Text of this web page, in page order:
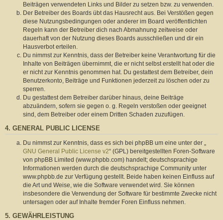
Beiträgen verwendeten Links und Bilder zu setzen bzw. zu verwenden.
Der Betreiber des Boards übt das Hausrecht aus. Bei Verstößen gegen
diese Nutzungsbedingungen oder anderer im Board veröffentlichten
Regeln kann der Betreiber dich nach Abmahnung zeitweise oder
dauerhaft von der Nutzung dieses Boards ausschließen und dir ein
Hausverbot erteilen.
Du nimmst zur Kenntnis, dass der Betreiber keine Verantwortung für die
Inhalte von Beiträgen übernimmt, die er nicht selbst erstellt hat oder die
er nicht zur Kenntnis genommen hat. Du gestattest dem Betreiber, dein
Benutzerkonto, Beiträge und Funktionen jederzeit zu löschen oder zu
sperren.
Du gestattest dem Betreiber darüber hinaus, deine Beiträge
abzuändern, sofern sie gegen o. g. Regeln verstoßen oder geeignet
sind, dem Betreiber oder einem Dritten Schaden zuzufügen.
4. GENERAL PUBLIC LICENSE
Du nimmst zur Kenntnis, dass es sich bei phpBB um eine unter der „
GNU General Public License v2“ (GPL) bereitgestellten Foren-Software
von phpBB Limited (www.phpbb.com) handelt; deutschsprachige
Informationen werden durch die deutschsprachige Community unter
www.phpbb.de zur Verfügung gestellt. Beide haben keinen Einfluss auf
die Art und Weise, wie die Software verwendet wird. Sie können
insbesondere die Verwendung der Software für bestimmte Zwecke nicht
untersagen oder auf Inhalte fremder Foren Einfluss nehmen.
5. GEWÄHRLEISTUNG